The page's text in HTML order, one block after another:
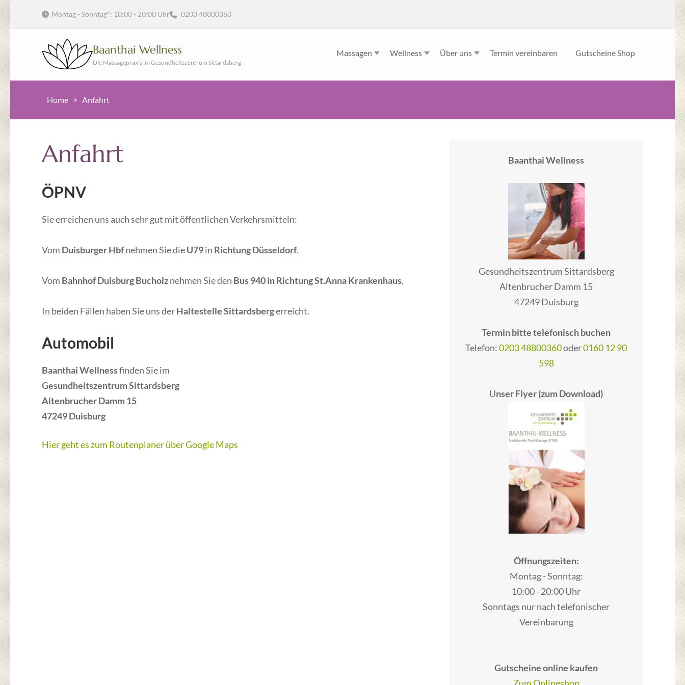
Montag - Sonntag*: 10:00 - 20:00 Uhr 0203 48800360
Baanthai Wellness
Die Massagepraxis im Gesundheitszentrum Sittardsberg
Massagen Wellness Über uns Termin vereinbaren Gutscheine Shop
Home > Anfahrt
Anfahrt
ÖPNV
Sie erreichen uns auch sehr gut mit öffentlichen Verkehrsmitteln:
Vom Duisburger Hbfnehmen Sie dieU79in Richtung Düsseldorf.
Vom Bahnhof Duisburg Bucholznehmen Sie den Bus 940 in Richtung St.Anna Krankenhaus.
In beiden Fällen haben Sie uns derHaltestelle Sittardsbergerreicht.
Automobil
Baanthai Wellnessfinden Sie im
Gesundheitszentrum Sittardsberg
Altenbrucher Damm 15
47249 Duisburg
Hier geht es zum Routenplaner über Google Maps
Baanthai Wellness
Gesundheitszentrum Sittardsberg
Altenbrucher Damm 15
47249 Duisburg
Termin bitte telefonisch buchen
Telefon:0203 48800360oder0160 12 90
598
Unser Flyer (zum Download)
Öffnungszeiten:
Montag - Sonntag:
10:00 - 20:00 Uhr
Sonntags nur nach telefonischer
Vereinbarung
Gutscheine online kaufen